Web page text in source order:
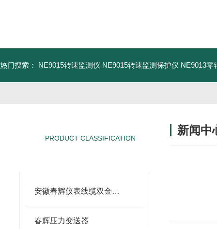
热门搜索： NE9015转速监测仪 NE9015转速监测保护仪 NE9013零
PRODUCT CLASSIFICATION
安徽春辉仪表线缆双金属温度计
春辉压力变送器
新闻中